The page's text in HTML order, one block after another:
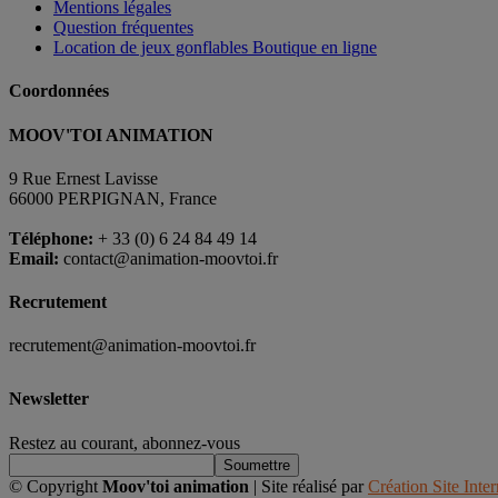
Mentions légales
Question fréquentes
Location de jeux gonflables Boutique en ligne
Coordonnées
MOOV'TOI ANIMATION
9 Rue Ernest Lavisse
66000 PERPIGNAN, France
Téléphone: + 33 (0) 6 24 84 49 14
Email: contact@animation-moovtoi.fr
Recrutement
recrutement@animation-moovtoi.fr
Newsletter
Restez au courant, abonnez-vous
© Copyright Moov'toi animation | Site réalisé parCréation Site